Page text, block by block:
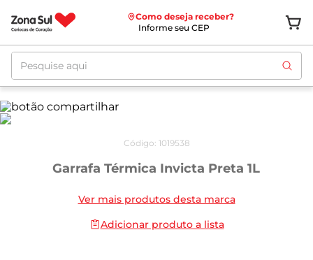
Como deseja receber?
Informe seu CEP
Pesquise aqui
Código: 1019538
Garrafa Térmica Invicta Preta 1L
Ver mais produtos desta marca
Adicionar produto a lista